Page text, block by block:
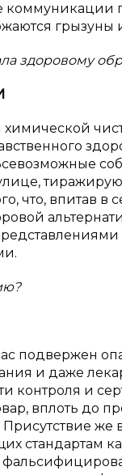
коммуникации
грызуны
здоровому
химической
что, впитав в
подвержен
и даже
контроля и
вплоть до
же
стандартам